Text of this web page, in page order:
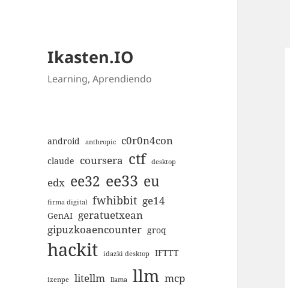
Ikasten.IO
Learning, Aprendiendo
android anthropic c0r0n4con
claude coursera ctf desktop
edx ee32 ee33 eu
firma digital fwhibbit ge14
GenAI geratuetxean
gipuzkoaencounter groq
hackit idazki desktop IFTTT
izenpe litellm llama llm mcp